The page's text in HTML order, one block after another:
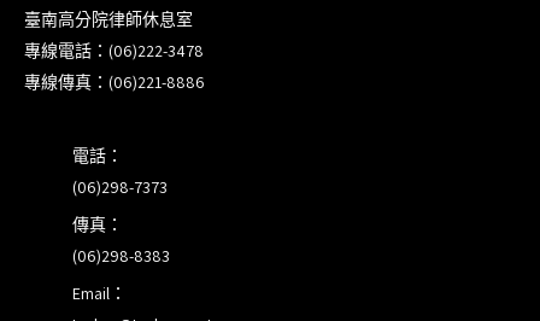
徵詢有意願擔任程序監理人之會員(115/8/14截止)
臺南高分院律師休息室
專線電話：(06)222-3478
專線傳真：(06)221-8886
電話：
(06)298-7373
傳真：
(06)298-8383
Email：